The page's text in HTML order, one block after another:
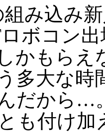
組み込み
ボコン
かもらえ
多大な時
だから…
も付け